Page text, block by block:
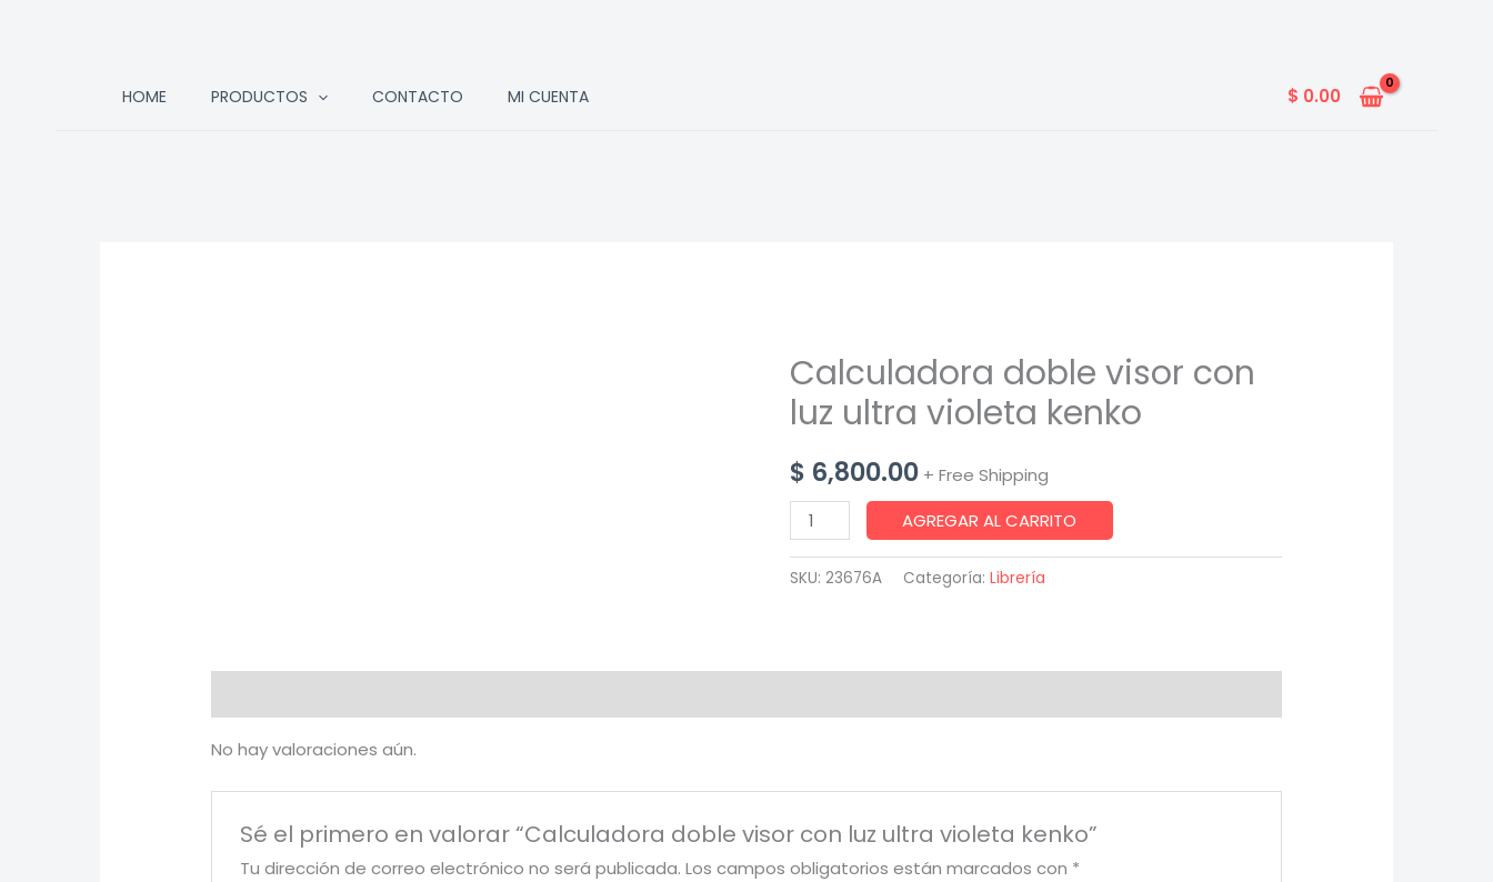
HOME PRODUCTOS CONTACTO MI CUENTA $ 0.00
Calculadora doble visor con
luz ultra violeta kenko
$ 6,800.00 + Free Shipping
Calculadora
doble
visor
kenko
AGREGAR AL CARRITO
SKU: 23676A Categoría: Librería
No hay valoraciones aún.
Sé el primero en valorar “Calculadora doble visor con luz ultra violeta kenko”
Tu dirección de correo electrónico no será publicada. Los campos obligatorios están marcados con *